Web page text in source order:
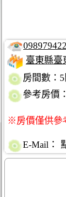
臺東縣臺
房間數：5
參考房價
※房價僅供參
E-Mail：